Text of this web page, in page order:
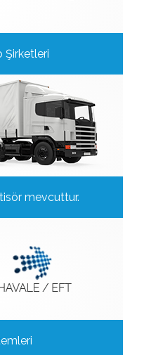
Şirketleri
mevcuttur.